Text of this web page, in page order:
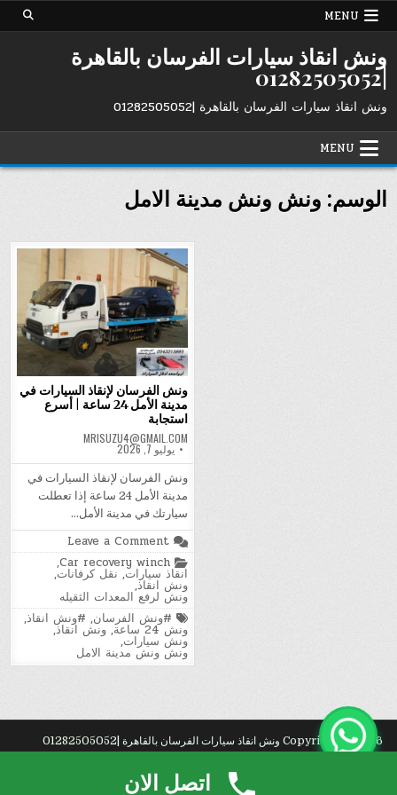
Skip
MENU
ونش انقاذ سيارات الفرسان بالقاهرة
|01282505052
ونش انقاذ سيارات الفرسان بالقاهرة |01282505052
MENU
الوسم: ونش ونش مدينة الامل
ونش الفرسان لإنقاذ السيارات في
مدينة الأمل 24 ساعة | أسرع
استجابة
MRISUZU4@GMAIL.COM
يوليو 7, 2026
ونش الفرسان لإنقاذ السيارات في
مدينة الأمل 24 ساعة إذا تعطلت
سيارتك في مدينة الأمل…
Leave a Comment
ونش
الفرسان
لإنقاذ
في
مدينة
الأمل
24
أسرع
Posted
in
Car recovery winch
,
انقاذ سيارات, نقل كرفانات,
ونش انقاذ,
ونش لرفع المعدات الثقيله
Tagged
#ونش الفرسان, #ونش انقاذ,
ونش 24 ساعة ,ونش انقاذ,
ونش سيارات,
ونش ونش مدينة الامل
Copyright © 2026 ونش انقاذ سيارات الفرسان بالقاهرة |01282505052
اتصل الان